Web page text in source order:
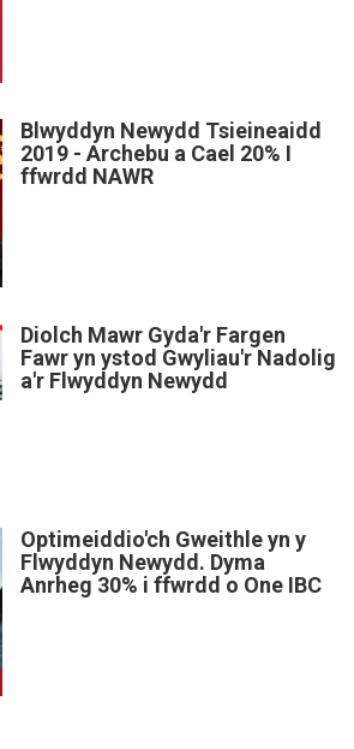
Blwyddyn Newydd Tsieineaidd
2019 - Archebu a Cael 20% I
ffwrdd NAWR
Diolch Mawr Gyda'r Fargen
Fawr yn ystod Gwyliau'r Nadolig
a'r Flwyddyn Newydd
Optimeiddio'ch Gweithle yn y
Flwyddyn Newydd. Dyma
Anrheg 30% i ffwrdd o One IBC